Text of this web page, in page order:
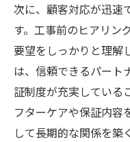
次に、顧客対応が迅速
す。工事前のヒアリン
要望をしっかりと理解
は、信頼できるパート
証制度が充実している
フターケアや保証内容
して長期的な関係を築